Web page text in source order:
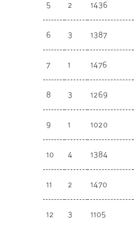
5 2 1436
6 3 1387
7 1 1476
8 3 1269
9 1 1020
10 4 1384
11 2 1470
12 3 1105